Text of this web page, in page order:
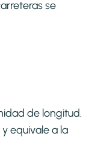
se
de longitud.
equivale a la